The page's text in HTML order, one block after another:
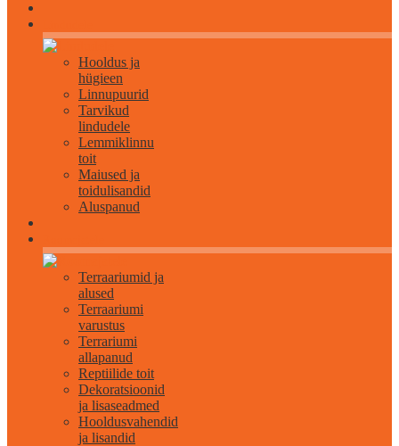
Hooldus ja
hügieen
Linnupuurid
Tarvikud
lindudele
Lemmiklinnu
toit
Maiused ja
toidulisandid
Aluspanud
Terraariumid ja
alused
Terraariumi
varustus
Terrariumi
allapanud
Reptiilide toit
Dekoratsioonid
ja lisaseadmed
Hooldusvahendid
ja lisandid